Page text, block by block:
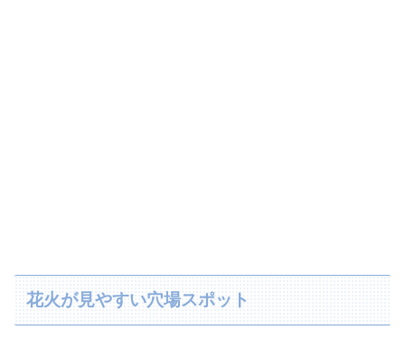
花火が見やすい穴場スポット